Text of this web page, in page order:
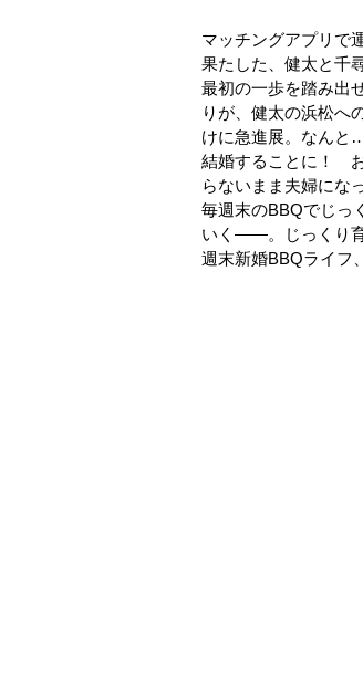
マッチングアプリで
果たした、健太と千
最初の一歩を踏み出
りが、健太の浜松へ
けに急進展。なんと
結婚することに！
らないまま夫婦にな
毎週末のBBQでじっ
いく――。じっくり
週末新婚BBQライフ